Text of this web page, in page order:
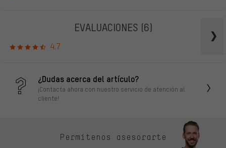
EVALUACIONES (6)
4.7
¿Dudas acerca del artículo?
¡Contacta ahora con nuestro servicio de atención al
cliente!
Permítenos asesorarte